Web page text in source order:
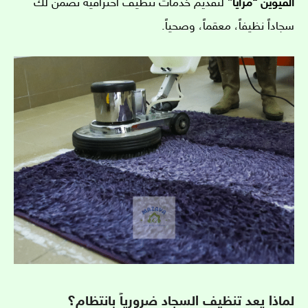
القيوين “مزايا” لتقديم خدمات تنظيف احترافية تضمن لك
سجاداً نظيفاً، معقماً، وصحياً.
لماذا يعد تنظيف السجاد ضرورياً بانتظام؟